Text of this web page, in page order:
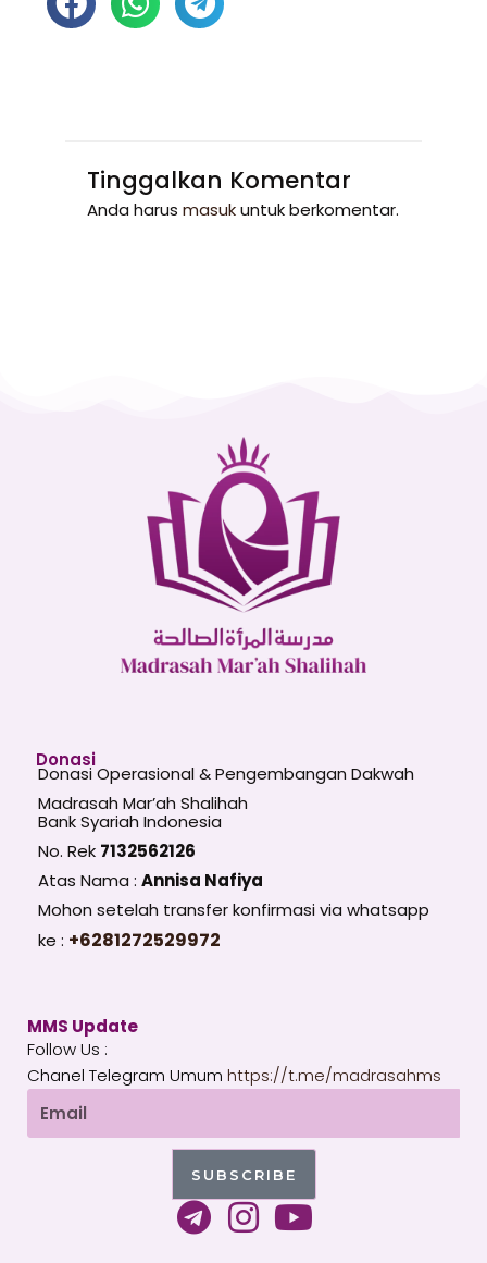
Tinggalkan Komentar
Anda harus masukuntuk berkomentar.
Donasi
Donasi Operasional & Pengembangan Dakwah
Madrasah Mar’ah Shalihah
Bank Syariah Indonesia
No. Rek 7132562126
Atas Nama : Annisa Nafiya
Mohon setelah transfer konfirmasi via whatsapp
ke : +6281272529972
MMS Update
Follow Us :
Chanel Telegram Umum https://t.me/madrasahms
Email
SUBSCRIBE
T
e
I Y